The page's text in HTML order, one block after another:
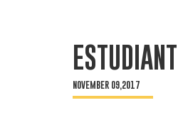
NOVEMBER 09,2017